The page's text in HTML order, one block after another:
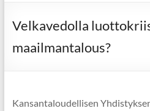
Velkavedolla
maailmantalous?
Kansantaloudellisen